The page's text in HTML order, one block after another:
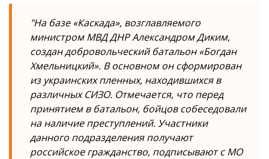
"На базе «Каскада», возглавляемого
министром МВД ДНР Александром Диким,
создан добровольческий батальон «Богдан
Хмельницкий». В основном он сформирован
из украинских пленных, находившихся в
различных СИЗО. Отмечается, что перед
принятием в батальон, бойцов собеседовали
на наличие преступлений. Участники
данного подразделения получают
российское гражданство, подписывают с МО